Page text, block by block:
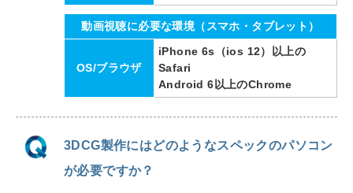
動画視聴に必要な環境（スマホ・タブレット）
OS/ブラウザ
iPhone 6s（ios 12）以上の
Safari
Android 6以上のChrome
3DCG製作にはどのようなスペックのパソコン
が必要ですか？